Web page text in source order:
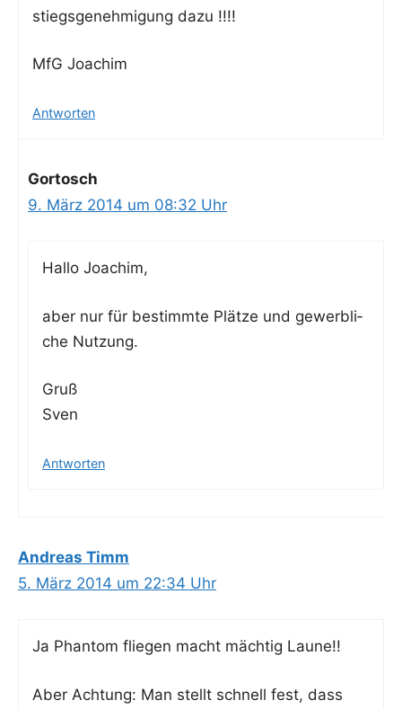
stiegs­ge­neh­mi­gung dazu !!!!
MfG Joa­chim
Antworten
Gortosch
9. März 2014 um 08:32 Uhr
Hal­lo Joachim,
aber nur für bestimm­te Plät­ze und gewerb­li­
che Nutzung.
Gruß
Sven
Antworten
Andreas Timm
5. März 2014 um 22:34 Uhr
Ja Phan­tom flie­gen macht mäch­tig Laune!!
Aber Ach­tung: Man stellt schnell fest, dass